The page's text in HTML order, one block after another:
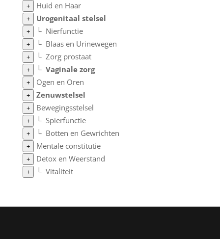
+ Huid en Haar
+ Urogenitaal stelsel
+ └ Nierfunctie
+ └ Blaas en Urinewegen
+ └ Zorg prostaat
+ └ Vaginale zorg
+ Ogen en Oren
+ Zenuwstelsel
+ Bewegingsstelsel
+ └ Spierfunctie
+ └ Botten en Gewrichten
+ Mentale constitutie
+ Detox en Weerstand
+ └ Vitaliteit